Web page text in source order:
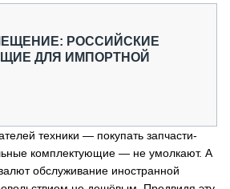
РОССИЙСКИЕ
ДЛЯ ИМПОРТНОЙ
техники — покупать запчасти-
комплектующие — не умолкают. А
обслуживание иностранной